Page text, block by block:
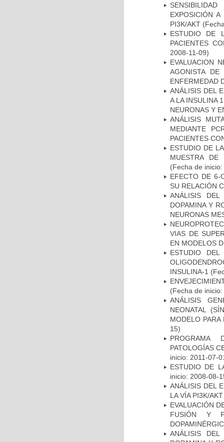
EXPOSICIÓN
PI3K/AKT
ESTUDIO DE
PACIENTES
2008-11-09)
EVALUACION
AGONISTA
ENFERMEDAD
ANÁLISIS DEL
A LA INSULINA
NEURONAS Y
ANÁLISIS
MEDIANTE
PACIENTES
ESTUDIO DE
MUESTRA DE
(Fecha de
EFECTO DE 6-
SU RELACIÓN
ANÁLISIS
DOPAMINA Y
NEURONAS
VIAS DE
EN MODELOS
ESTUDIO
INSULINA-1
(Fecha de
ANÁLISIS
NEONATAL
MODELO
15)
PROGRAMA
PATOLOGÍAS
inicio: 2011-07-
ESTUDIO DE
inicio: 2008-08-
ANÁLISIS DEL
LA VÍA PI3K/
EVALUACIÓN
FUSIÓN Y
ANÁLISIS